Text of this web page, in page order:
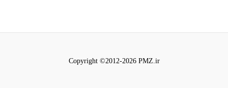
Copyright ©2012-2026 PMZ.ir